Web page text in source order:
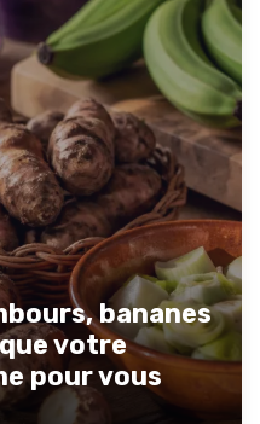
bananes
votre
pour vous